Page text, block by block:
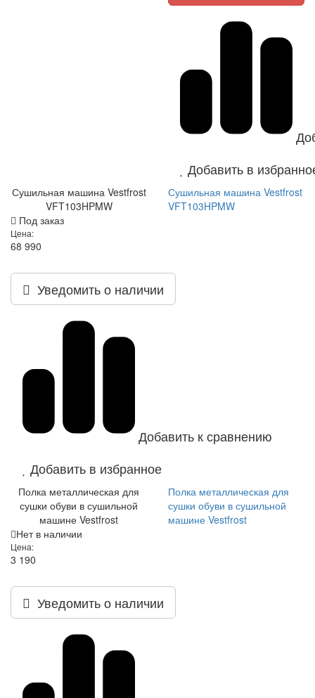
Добавить в
Сушильная машина Vestfrost
VFT103HPMW
Сушильная машина Vestfrost
VFT103HPMW
Под заказ
Цена:
68 990
Уведомить о наличии
Добавить к сравнению
Добавить в избранное
Полка металлическая для
сушки обуви в сушильной
машине Vestfrost
Полка металлическая для
сушки обуви в сушильной
машине Vestfrost
Нет в наличии
Цена:
3 190
Уведомить о наличии